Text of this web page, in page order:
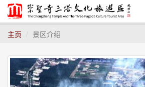
主页
景区介绍